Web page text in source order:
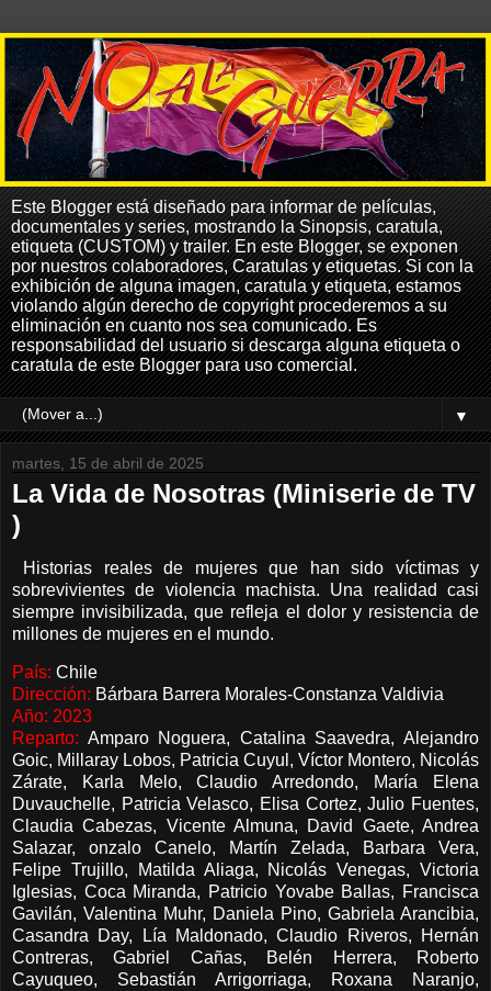
Este Blogger está diseñado para informar de películas,
documentales y series, mostrando la Sinopsis, caratula,
etiqueta (CUSTOM) y trailer. En este Blogger, se exponen
por nuestros colaboradores, Caratulas y etiquetas. Si con la
exhibición de alguna imagen, caratula y etiqueta, estamos
violando algún derecho de copyright procederemos a su
eliminación en cuanto nos sea comunicado. Es
responsabilidad del usuario si descarga alguna etiqueta o
caratula de este Blogger para uso comercial.
▼
martes, 15 de abril de 2025
La Vida de Nosotras (Miniserie de TV
)
Historias reales de mujeres que han sido víctimas y
sobrevivientes de violencia machista. Una realidad casi
siempre invisibilizada, que refleja el dolor y resistencia de
millones de mujeres en el mundo.
País: Chile
Dirección: Bárbara Barrera Morales-Constanza Valdivia
Año: 2023
Reparto: Amparo Noguera, Catalina Saavedra, Alejandro
Goic, Millaray Lobos, Patricia Cuyul, Víctor Montero, Nicolás
Zárate, Karla Melo, Claudio Arredondo, María Elena
Duvauchelle, Patricia Velasco, Elisa Cortez, Julio Fuentes,
Claudia Cabezas, Vicente Almuna, David Gaete, Andrea
Salazar, onzalo Canelo, Martín Zelada, Barbara Vera,
Felipe Trujillo, Matilda Aliaga, Nicolás Venegas, Victoria
Iglesias, Coca Miranda, Patricio Yovabe Ballas, Francisca
Gavilán, Valentina Muhr, Daniela Pino, Gabriela Arancibia,
Casandra Day, Lía Maldonado, Claudio Riveros, Hernán
Contreras, Gabriel Cañas, Belén Herrera, Roberto
Cayuqueo, Sebastián Arrigorriaga, Roxana Naranjo,